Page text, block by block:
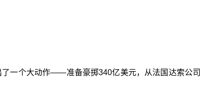
一个大动作——准备豪掷340亿美元，从法国达索公司